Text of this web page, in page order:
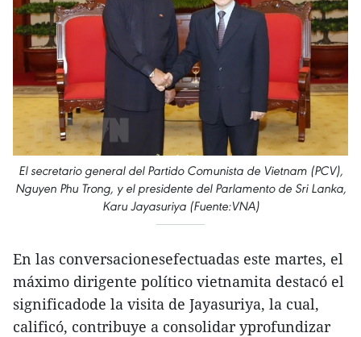
El secretario general del Partido Comunista de Vietnam (PCV),
Nguyen Phu Trong, y el presidente del Parlamento de Sri Lanka,
Karu Jayasuriya (Fuente:VNA)
En las conversacionesefectuadas este martes, el
máximo dirigente político vietnamita destacó el
significadode la visita de Jayasuriya, la cual,
calificó, contribuye a consolidar yprofundizar